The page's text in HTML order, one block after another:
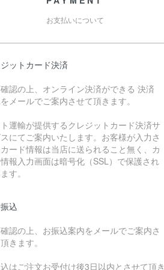
お支払いについて
ットカード決済
認の上、オンライン決済ができる 決済
メールでご案内させて頂きます。
運輸が提供するクレジットカード決済サ
にてご案内いたします。お客様が入力さ
ード情報は当店に送られること無く、カ
報入力画面は暗号化（SSL）で保護され
す。
込
認の上、お振込案内をメールでご案内さ
きます。
はご注文お受付け後3日以内とさせて頂き